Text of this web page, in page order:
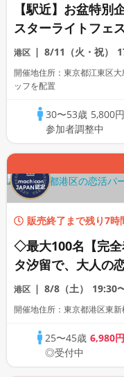
【駅近】お盆特別
スターライトフェ
☆浴衣歓迎！恋の
ン！花火街コン
港区 8/11（火・祝）
開催地住所：東京都江東区
ッフを配置
30〜53歳 5,800円
参加者調整中
販売終了まで残り7時
◇最大100名【完
タ汐留で、大人の
港区 8/8（土） 19:30
開催地住所：東京都港区東
25〜45歳6,980円
◎受付中